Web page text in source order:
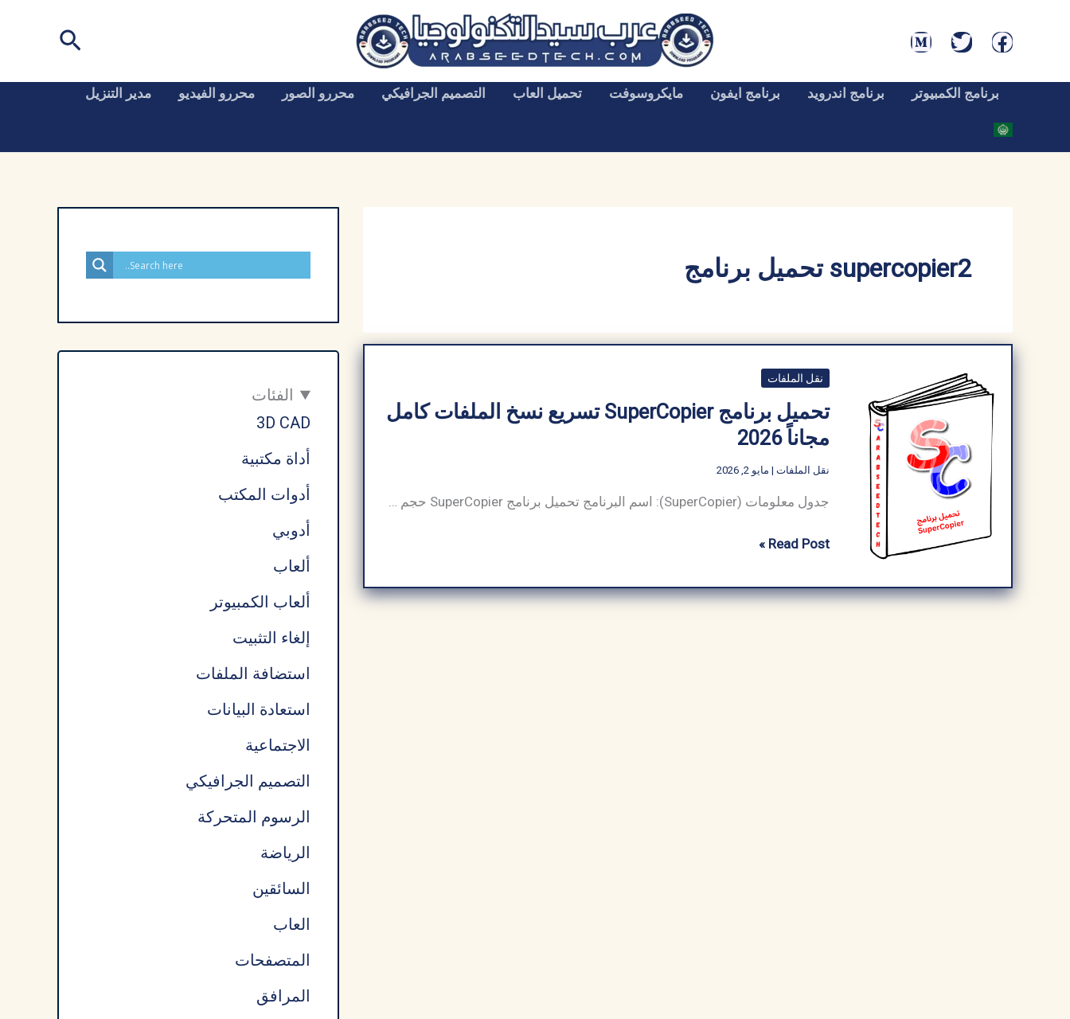
البحث
برنامج الكمبيوتر برنامج اندرويد برنامج ايفون مايكروسوفت تحميل العاب التصميم الجرافيكي محررو الصور محررو الفيديو مدير التنزيل
supercopier2 تحميل برنامج
نقل الملفات
تحميل برنامج SuperCopier تسريع نسخ الملفات كامل
مجاناً 2026
نقل الملفات | مايو 2, 2026
تحميل
SuperCopier
Read Post »
الفئات
3D CAD
أداة مكتبية
أدوات المكتب
أدوبي
ألعاب
ألعاب الكمبيوتر
إلغاء التثبيت
استضافة الملفات
استعادة البيانات
الاجتماعية
التصميم الجرافيكي
الرسوم المتحركة
الرياضة
السائقين
العاب
المتصفحات
المرافق